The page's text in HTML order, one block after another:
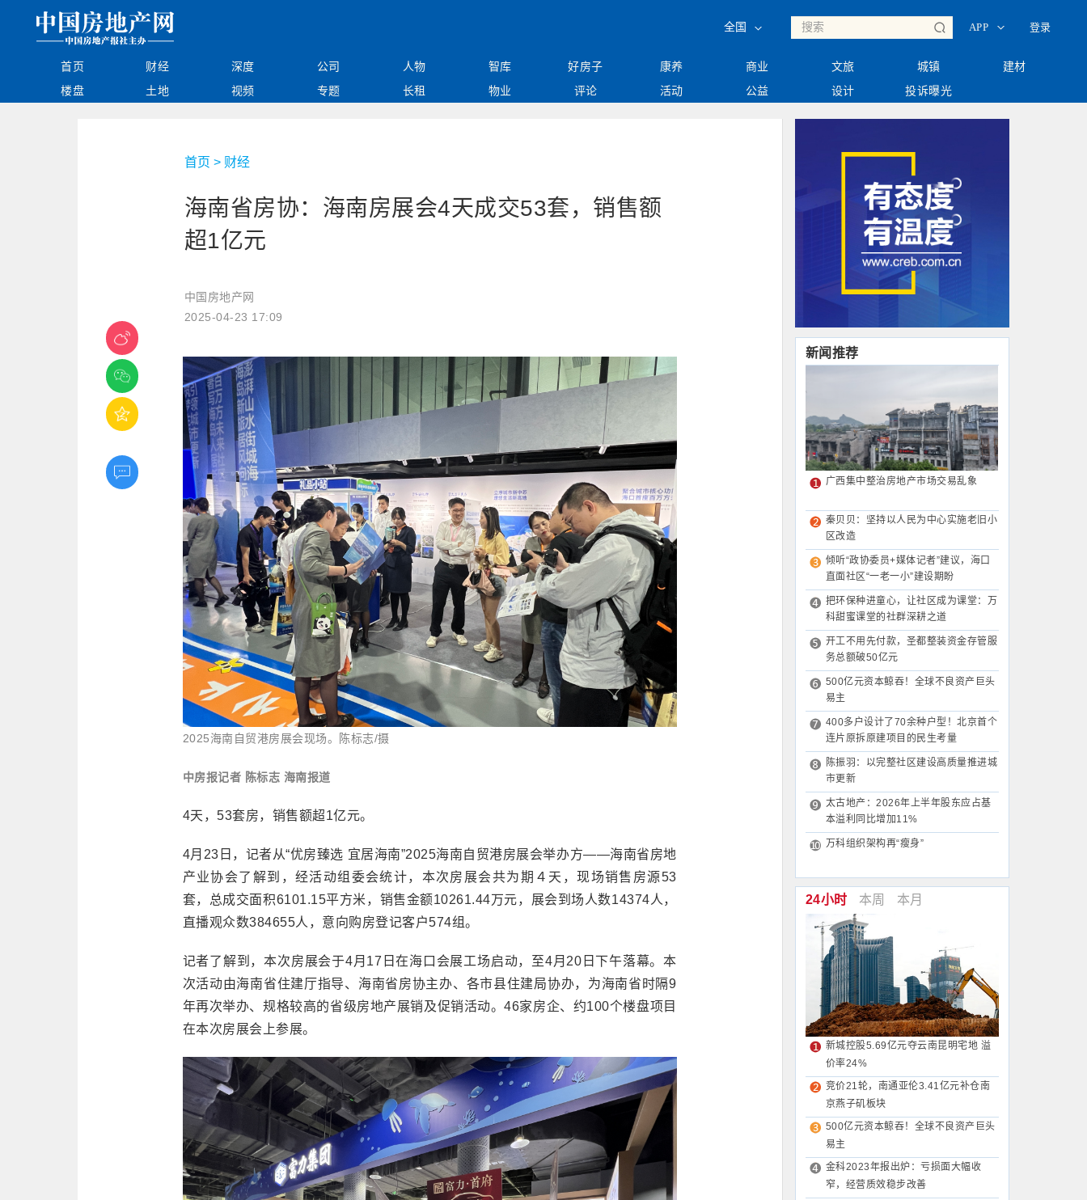
登录
APP ◇
全国 ◇
首页 财经 深度 公司 人物 智库 好房子 康养 商业 文旅 城镇
建材
楼盘
土地 视频 专题 长租 物业 评论 活动 公益 设计 投诉曝光
首页 > 财经
海南省房协：海南房展会4天成交53套，销售额
超1亿元
中国房地产网
2025-04-23 17:09
2025海南自贸港房展会现场。陈标志/摄
中房报记者 陈标志 海南报道
4天，53套房，销售额超1亿元。
4月23日，记者从“优房臻选 宜居海南”2025海南自贸港房展会举办方——海南省房地
产业协会了解到，经活动组委会统计，本次房展会共为期４天，现场销售房源53
套，总成交面积6101.15平方米，销售金额10261.44万元，展会到场人数14374人，
直播观众数384655人，意向购房登记客户574组。
记者了解到，本次房展会于4月17日在海口会展工场启动，至4月20日下午落幕。本
次活动由海南省住建厅指导、海南省房协主办、各市县住建局协办，为海南省时隔9
年再次举办、规格较高的省级房地产展销及促销活动。46家房企、约100个楼盘项目
在本次房展会上参展。
新闻推荐
广西集中整治房地产市场交易乱象
秦贝贝：坚持以人民为中心实施老旧小
区改造
倾听“政协委员+媒体记者”建议，海口
直面社区“一老一小”建设期盼
把环保种进童心，让社区成为课堂：万
科甜蜜课堂的社群深耕之道
开工不用先付款，圣都整装资金存管服
务总额破50亿元
500亿元资本鲸吞！全球不良资产巨头
易主
400多户设计了70余种户型！北京首个
连片原拆原建项目的民生考量
陈振羽：以完整社区建设高质量推进城
市更新
太古地产：2026年上半年股东应占基
本溢利同比增加11%
万科组织架构再“瘦身”
24小时 本周 本月
新城控股5.69亿元夺云南昆明宅地 溢
价率24%
竞价21轮，南通亚伦3.41亿元补仓南
京燕子矶板块
500亿元资本鲸吞！全球不良资产巨头
易主
金科2023年报出炉：亏损面大幅收
窄，经营质效稳步改善